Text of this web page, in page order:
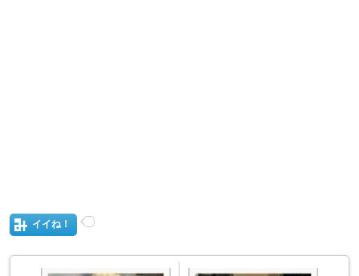
イイね！